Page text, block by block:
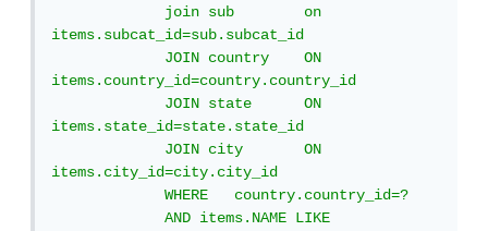
join sub        on
items.subcat_id=sub.subcat_id
JOIN country    ON
items.country_id=country.country_id
JOIN state      ON
items.state_id=state.state_id
JOIN city       ON
items.city_id=city.city_id
WHERE   country.country_id=?
AND items.NAME LIKE